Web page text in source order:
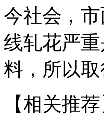
今社会，
线轧花严
料，所以
【相关推荐